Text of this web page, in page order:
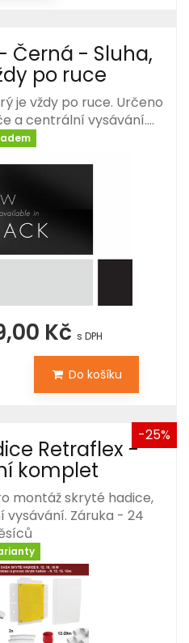
- Černá - Sluha,
po ruce
je vždy po ruce. Určeno
a centrální vysávání.…
Kč s DPH
Do košíku
-25%
Retraflex -
komplet
montáž skryté hadice,
Záruka - 24